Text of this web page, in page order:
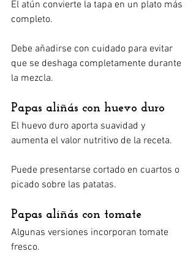
El atún convierte la tapa en un plato más
completo.
Debe añadirse con cuidado para evitar
que se deshaga completamente durante
la mezcla.
Papas aliñás con huevo duro
El huevo duro aporta suavidad y
aumenta el valor nutritivo de la receta.
Puede presentarse cortado en cuartos o
picado sobre las patatas.
Papas aliñás con tomate
Algunas versiones incorporan tomate
fresco.